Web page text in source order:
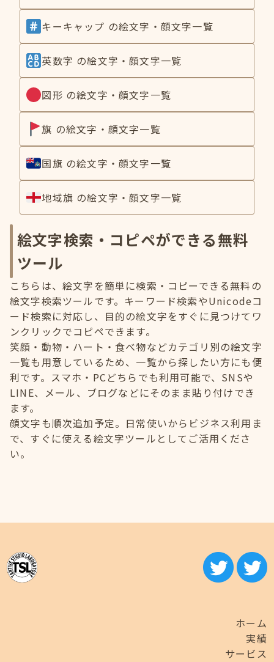
キーキャップ の絵文字・顔文字一覧
英数字 の絵文字・顔文字一覧
図形 の絵文字・顔文字一覧
旗 の絵文字・顔文字一覧
国旗 の絵文字・顔文字一覧
地域旗 の絵文字・顔文字一覧
絵文字検索・コピペができる無料
ツール
こちらは、絵文字を簡単に検索・コピーできる無料の
絵文字検索ツールです。キーワード検索やUnicodeコ
ード検索に対応し、目的の絵文字をすぐに見つけてワ
ンクリックでコピペできます。
笑顔・動物・ハート・食べ物などカテゴリ別の絵文字
一覧も用意しているため、一覧から探したい方にも便
利です。スマホ・PCどちらでも利用可能で、SNSや
LINE、メール、ブログなどにそのまま貼り付けでき
ます。
顔文字も順次追加予定。日常使いからビジネス利用ま
で、すぐに使える絵文字ツールとしてご活用くださ
い。
ホーム
実績
サービス